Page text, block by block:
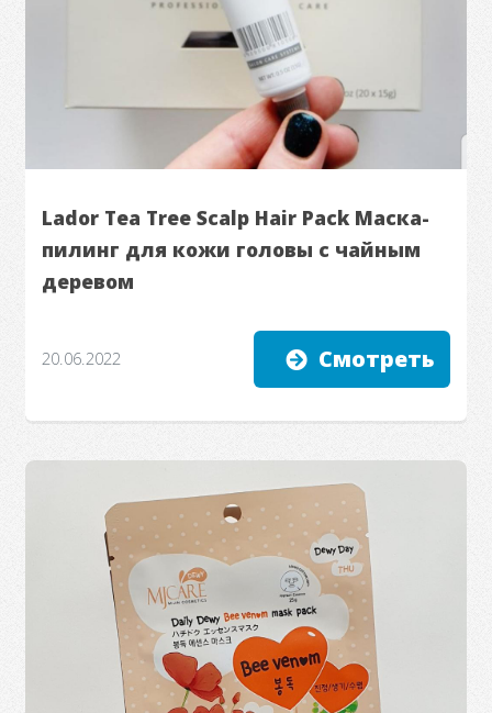
Lador Tea Tree Scalp Hair Pack Маска-
пилинг для кожи головы с чайным
деревом
20.06.2022 Смотреть